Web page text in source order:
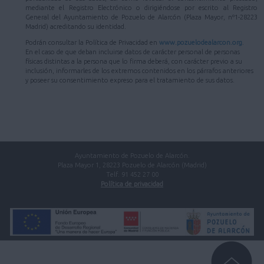
mediante el Registro Electrónico o dirigiéndose por escrito al Registro
General del Ayuntamiento de Pozuelo de Alarcón (Plaza Mayor, nº1-28223
Madrid) acreditando su identidad.
Podrán consultar la Política de Privacidad en www.pozuelodealarcon.org
En el caso de que deban incluirse datos de carácter personal de personas
físicas distintas a la persona que lo firma deberá, con carácter previo a su
inclusión, informarles de los extremos contenidos en los párrafos anteriores
y poseer su consentimiento expreso para el tratamiento de sus datos.
Ayuntamiento de Pozuelo de Alarcón.
Plaza Mayor 1, 28223 Pozuelo de Alarcón (Madrid)
Telf. 91 452 27 00
Política de privacidad